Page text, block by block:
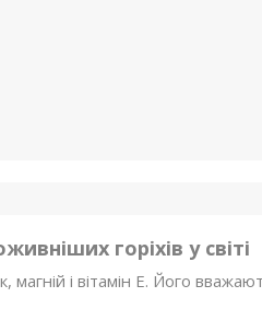
горіхів у світі
і вітамін E. Його